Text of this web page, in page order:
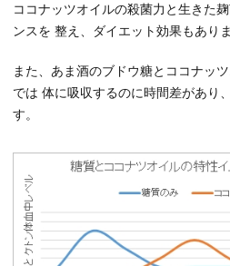
ココナッツオイルの殺菌力と生きた
ンスを 整え、ダイエット効果もありま
また、あま酒のブドウ糖とココナッ
では 体に吸収するのに時間差があり
す。